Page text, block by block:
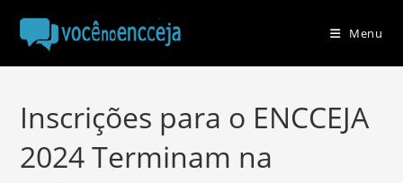
para
Menu
Inscrições para o ENCCEJA
2024 Terminam na